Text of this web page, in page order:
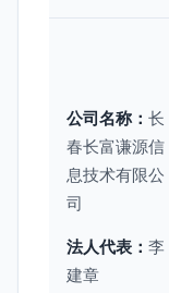
公司名称： 长
春长富谦源信
息技术有限公
司
法人代表： 李
建章